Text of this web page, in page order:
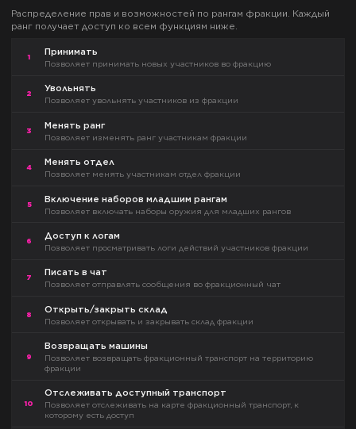
Распределение прав и возможностей по рангам фракции. Каждый
ранг получает доступ ко всем функциям ниже.
1 Принимать
Позволяет принимать новых участников во фракцию
2 Увольнять
Позволяет увольнять участников из фракции
3 Менять ранг
Позволяет изменять ранг участникам фракции
4 Менять отдел
Позволяет менять участникам отдел фракции
5 Включение наборов младшим рангам
Позволяет включать наборы оружия для младших рангов
6 Доступ к логам
Позволяет просматривать логи действий участников фракции
7 Писать в чат
Позволяет отправлять сообщения во фракционный чат
8 Открыть/закрыть склад
Позволяет открывать и закрывать склад фракции
9
Возвращать машины
Позволяет возвращать фракционный транспорт на территорию
фракции
10
Отслеживать доступный транспорт
Позволяет отслеживать на карте фракционный транспорт, к
которому есть доступ